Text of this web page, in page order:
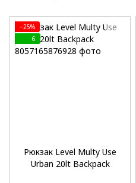
−25%
6
Рюкзак Level Multy Use
Urban 20lt Backpack